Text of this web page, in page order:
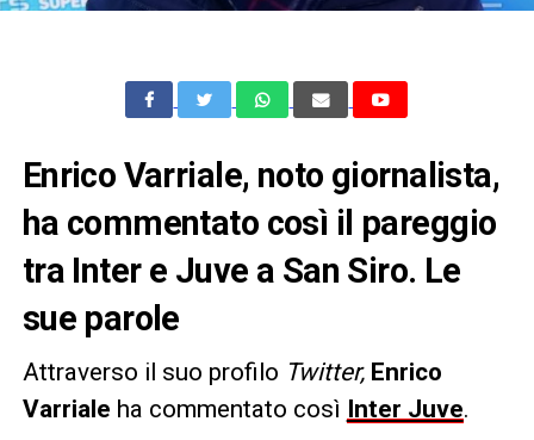
Enrico Varriale, noto giornalista,
ha commentato così il pareggio
tra Inter e Juve a San Siro. Le
sue parole
Attraverso il suo profilo Twitter,Enrico
Varriale ha commentato così Inter Juve.